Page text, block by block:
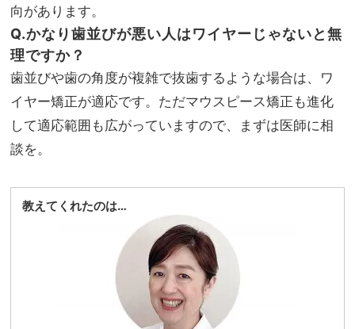
向があります。
Q.かなり歯並びが悪い人はワイヤーじゃないと無
理ですか？
歯並びや歯の角度が複雑で抜歯するような場合は、ワ
イヤー矯正が適応です。ただマウスピース矯正も進化
して適応範囲も広がっていますので、まずは医師に相
談を。
教えてくれたのは…